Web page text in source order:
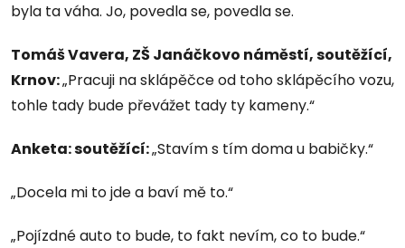
byla ta váha. Jo, povedla se, povedla se.
Tomáš Vavera, ZŠ Janáčkovo náměstí, soutěžící,
Krnov:„Pracuji na sklápěčce od toho sklápěcího vozu,
tohle tady bude převážet tady ty kameny.“
Anketa: soutěžící:„Stavím s tím doma u babičky.“
„Docela mi to jde a baví mě to.“
„Pojízdné auto to bude, to fakt nevím, co to bude.“